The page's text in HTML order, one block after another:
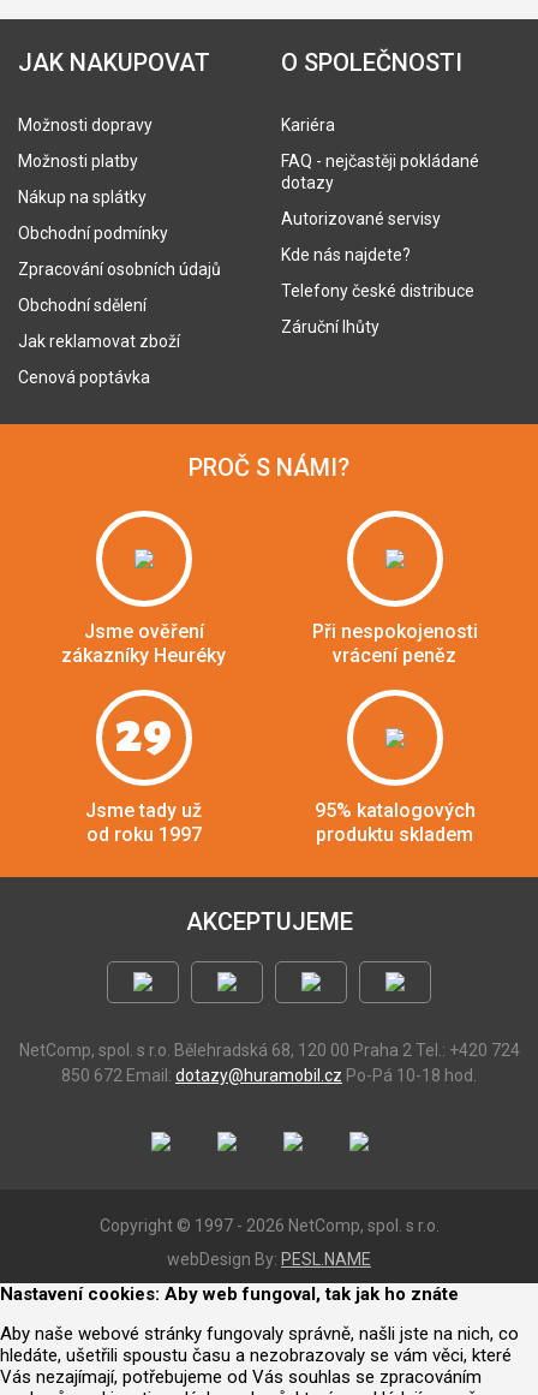
JAK NAKUPOVAT
Možnosti dopravy
Možnosti platby
Nákup na splátky
Obchodní podmínky
Zpracování osobních údajů
Obchodní sdělení
Jak reklamovat zboží
Cenová poptávka
O SPOLEČNOSTI
Kariéra
FAQ - nejčastěji pokládané
dotazy
Autorizované servisy
Kde nás najdete?
Telefony české distribuce
Záruční lhůty
PROČ S NÁMI?
Jsme ověření
zákazníky Heuréky
Při nespokojenosti
vrácení peněz
29
Jsme tady už
od roku 1997
95% katalogových
produktu skladem
AKCEPTUJEME
NetComp, spol. s r.o. Bělehradská 68, 120 00 Praha 2 Tel.: +420 724
850 672 Email: dotazy@huramobil.cz Po-Pá 10-18 hod.
Copyright © 1997 - 2026 NetComp, spol. s r.o.
webDesign By: PESL.NAME
Nastavení cookies: Aby web fungoval, tak jak ho znáte
Aby naše webové stránky fungovaly správně, našli jste na nich, co
hledáte, ušetřili spoustu času a nezobrazovaly se vám věci, které
Vás nezajímají, potřebujeme od Vás souhlas se zpracováním